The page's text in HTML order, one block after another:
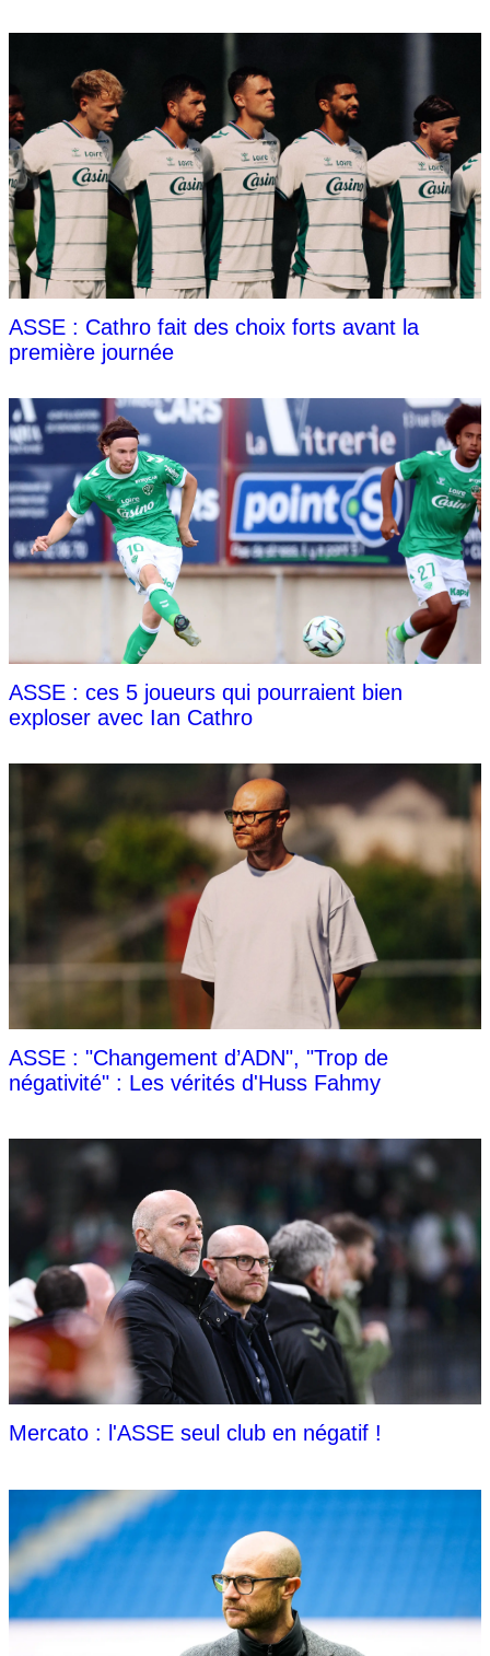
ASSE : Cathro fait des choix forts avant la
première journée
ASSE : ces 5 joueurs qui pourraient bien
exploser avec Ian Cathro
ASSE : "Changement d’ADN", "Trop de
négativité" : Les vérités d'Huss Fahmy
Mercato : l'ASSE seul club en négatif !